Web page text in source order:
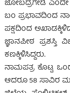
ಜೋಬದ್ರಗೇಡಿ ಎಂದೇ
ಬಂ ಪ್ರಭಾವದಿಂದ
ಪಕ್ಷದಿಂದ
ಜ್ಞಾನಪೀಠ
ಕಣಕ್ಕಿಳಿಸಿದ್ದರು.
ನಾಮಪತ್ರ ಕೊಟ್ಟ
ಆದರೂ 58 ಸಾವಿರ